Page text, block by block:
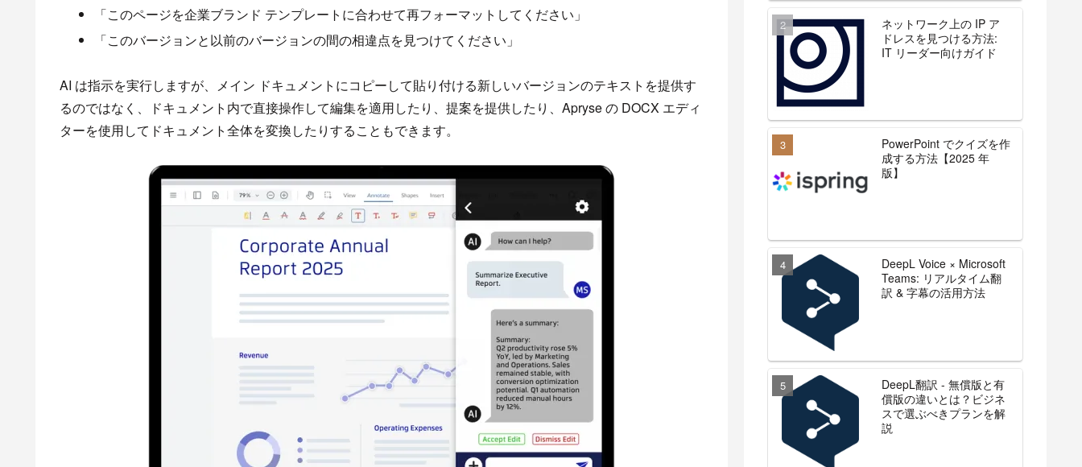
「このページを企業ブランド テンプレートに合わせて再フォーマットしてください」
「このバージョンと以前のバージョンの間の相違点を見つけてください」
AI は指示を実行しますが、メイン ドキュメントにコピーして貼り付ける新しいバージョンのテキストを提供す
るのではなく、ドキュメント内で直接操作して編集を適用したり、提案を提供したり、Apryse の DOCX エディ
ターを使用してドキュメント全体を変換したりすることもできます。
ネットワーク上の IP ア
ドレスを見つける方法:
IT リーダー向けガイド
PowerPoint でクイズを作
成する方法【2025 年
版】
DeepL Voice × Microsoft
Teams: リアルタイム翻
訳 & 字幕の活用方法
DeepL翻訳 - 無償版と有
償版の違いとは？ビジネ
スで選ぶべきプランを解
説